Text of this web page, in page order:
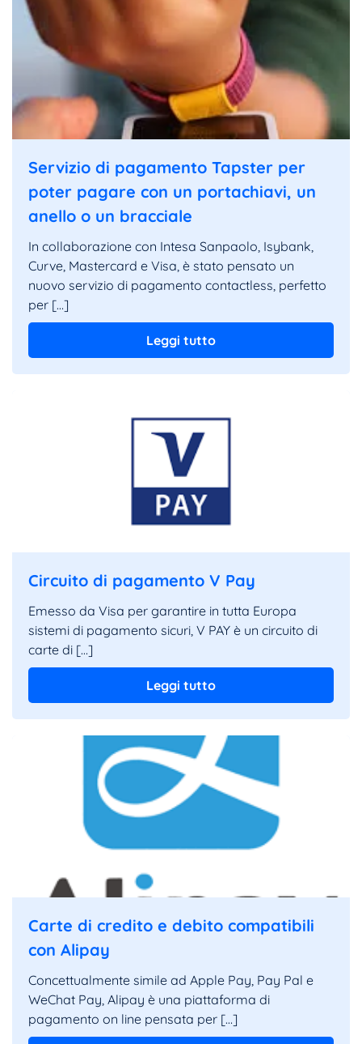
Servizio di pagamento Tapster per
poter pagare con un portachiavi, un
anello o un bracciale
In collaborazione con Intesa Sanpaolo, Isybank,
Curve, Mastercard e Visa, è stato pensato un
nuovo servizio di pagamento contactless, perfetto
per […]
Leggi tutto
Circuito di pagamento V Pay
Emesso da Visa per garantire in tutta Europa
sistemi di pagamento sicuri, V PAY è un circuito di
carte di […]
Leggi tutto
Carte di credito e debito compatibili
con Alipay
Concettualmente simile ad Apple Pay, Pay Pal e
WeChat Pay, Alipay è una piattaforma di
pagamento on line pensata per […]